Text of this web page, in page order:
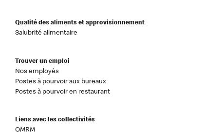
Qualité des aliments et approvisionnement
Salubrité alimentaire
Trouver un emploi
Nos employés
Postes à pourvoir aux bureaux
Postes à pourvoir en restaurant
Liens avec les collectivités
OMRM